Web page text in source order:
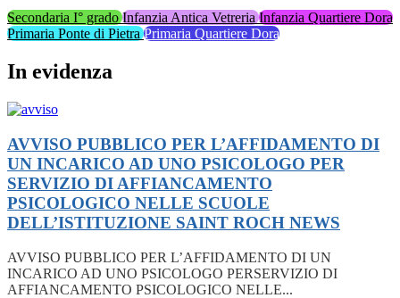
Secondaria I° gradoInfanzia Antica VetreriaInfanzia Quartiere Dora
Primaria Ponte di PietraPrimaria Quartiere Dora
In evidenza
AVVISO PUBBLICO PER L’AFFIDAMENTO DI
UN INCARICO AD UNO PSICOLOGO PER
SERVIZIO DI AFFIANCAMENTO
PSICOLOGICO NELLE SCUOLE
DELL’ISTITUZIONE SAINT ROCH NEWS
AVVISO PUBBLICO PER L’AFFIDAMENTO DI UN
INCARICO AD UNO PSICOLOGO PERSERVIZIO DI
AFFIANCAMENTO PSICOLOGICO NELLE...